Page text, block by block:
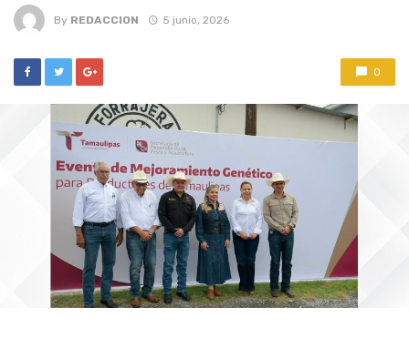
By REDACCION 5 junio, 2026
0